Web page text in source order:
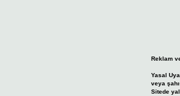
Reklam
Yasal
veya
Sitede